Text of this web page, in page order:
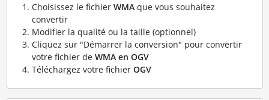
Choisissez le fichier WMAque vous souhaitez
convertir
Modifier la qualité ou la taille (optionnel)
Cliquez sur "Démarrer la conversion" pour convertir
votre fichier de WMA en OGV
Téléchargez votre fichier OGV